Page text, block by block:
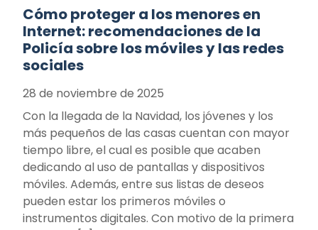
Cómo proteger a los menores en
Internet: recomendaciones de la
Policía sobre los móviles y las redes
sociales
28 de noviembre de 2025
Con la llegada de la Navidad, los jóvenes y los
más pequeños de las casas cuentan con mayor
tiempo libre, el cual es posible que acaben
dedicando al uso de pantallas y dispositivos
móviles. Además, entre sus listas de deseos
pueden estar los primeros móviles o
instrumentos digitales. Con motivo de la primera